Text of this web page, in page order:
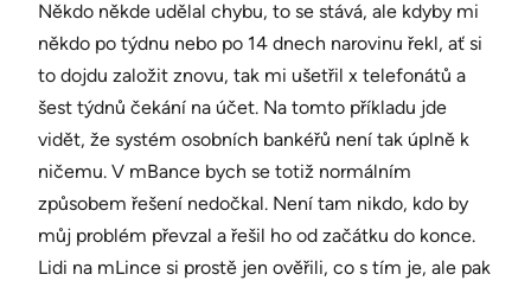
Někdo někde udělal chybu, to se stává, ale kdyby mi
někdo po týdnu nebo po 14 dnech narovinu řekl, ať si
to dojdu založit znovu, tak mi ušetřil x telefonátů a
šest týdnů čekání na účet. Na tomto příkladu jde
vidět, že systém osobních bankéřů není tak úplně k
ničemu. V mBance bych se totiž normálním
způsobem řešení nedočkal. Není tam nikdo, kdo by
můj problém převzal a řešil ho od začátku do konce.
Lidi na mLince si prostě jen ověřili, co s tím je, ale pak